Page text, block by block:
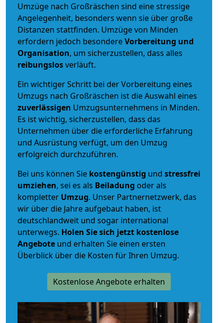
Umzüge nach Großräschen sind eine stressige
Angelegenheit, besonders wenn sie über große
Distanzen stattfinden. Umzüge von Minden
erfordern jedoch besondereVorbereitung und
Organisation, um sicherzustellen, dass alles
reibungslosverläuft.
Ein wichtiger Schritt bei der Vorbereitung eines
Umzugs nach Großräschen ist die Auswahl eines
zuverlässigen Umzugsunternehmens in Minden.
Es ist wichtig, sicherzustellen, dass das
Unternehmen über die erforderliche Erfahrung
und Ausrüstung verfügt, um den Umzug
erfolgreich durchzuführen.
Bei uns können Sie kostengünstig und stressfrei
umziehen, sei es als Beiladung oder als
kompletter Umzug. Unser Partnernetzwerk, das
wir über die Jahre aufgebaut haben, ist
deutschlandweit und sogar international
unterwegs. Holen Sie sich jetzt kostenlose
Angebote und erhalten Sie einen ersten
Überblick über die Kosten für Ihren Umzug.
Kostenlose Angebote erhalten